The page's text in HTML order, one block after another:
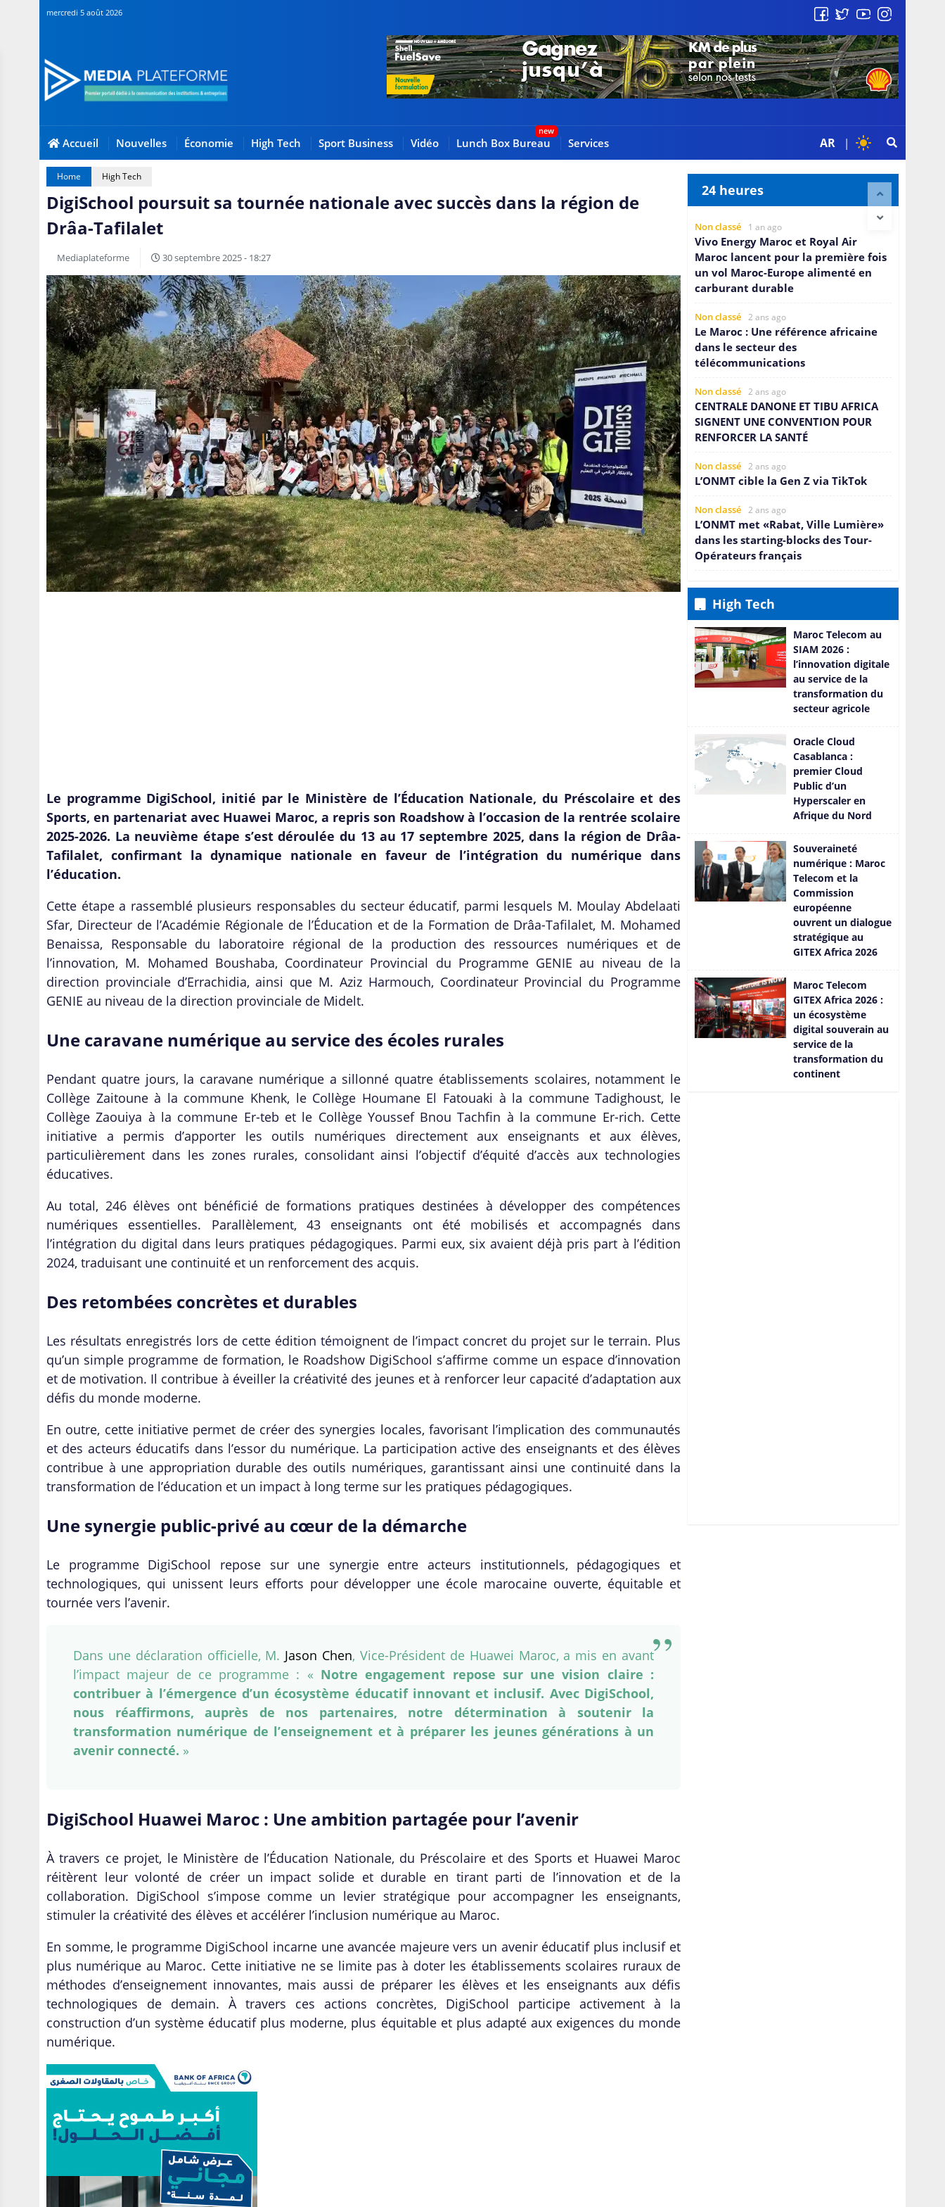
mercredi 5 août 2026
Accueil Nouvelles Économie High Tech Sport Business Vidéo Lunch Box Bureau Services AR |
Home High Tech
DigiSchool poursuit sa tournée nationale avec succès dans la région de
Drâa-Tafilalet
Mediaplateforme 30 septembre 2025 - 18:27
Le programme DigiSchool, initié par le Ministère de l’Éducation Nationale, du Préscolaire et des
Sports, en partenariat avec Huawei Maroc, a repris son Roadshow à l’occasion de la rentrée scolaire
2025-2026. La neuvième étape s’est déroulée du 13 au 17 septembre 2025, dans la région de Drâa-
Tafilalet, confirmant la dynamique nationale en faveur de l’intégration du numérique dans
l’éducation.
Cette étape a rassemblé plusieurs responsables du secteur éducatif, parmi lesquels M. Moulay Abdelaati
Sfar, Directeur de l’Académie Régionale de l’Éducation et de la Formation de Drâa-Tafilalet, M. Mohamed
Benaissa, Responsable du laboratoire régional de la production des ressources numériques et de
l’innovation, M. Mohamed Boushaba, Coordinateur Provincial du Programme GENIE au niveau de la
direction provinciale d’Errachidia, ainsi que M. Aziz Harmouch, Coordinateur Provincial du Programme
GENIE au niveau de la direction provinciale de Midelt.
Une caravane numérique au service des écoles rurales
Pendant quatre jours, la caravane numérique a sillonné quatre établissements scolaires, notamment le
Collège Zaitoune à la commune Khenk, le Collège Houmane El Fatouaki à la commune Tadighoust, le
Collège Zaouiya à la commune Er-teb et le Collège Youssef Bnou Tachfin à la commune Er-rich. Cette
initiative a permis d’apporter les outils numériques directement aux enseignants et aux élèves,
particulièrement dans les zones rurales, consolidant ainsi l’objectif d’équité d’accès aux technologies
éducatives.
Au total, 246 élèves ont bénéficié de formations pratiques destinées à développer des compétences
numériques essentielles. Parallèlement, 43 enseignants ont été mobilisés et accompagnés dans
l’intégration du digital dans leurs pratiques pédagogiques. Parmi eux, six avaient déjà pris part à l’édition
2024, traduisant une continuité et un renforcement des acquis.
Des retombées concrètes et durables
Les résultats enregistrés lors de cette édition témoignent de l’impact concret du projet sur le terrain. Plus
qu’un simple programme de formation, le Roadshow DigiSchool s’affirme comme un espace d’innovation
et de motivation. Il contribue à éveiller la créativité des jeunes et à renforcer leur capacité d’adaptation aux
défis du monde moderne.
En outre, cette initiative permet de créer des synergies locales, favorisant l’implication des communautés
et des acteurs éducatifs dans l’essor du numérique. La participation active des enseignants et des élèves
contribue à une appropriation durable des outils numériques, garantissant ainsi une continuité dans la
transformation de l’éducation et un impact à long terme sur les pratiques pédagogiques.
Une synergie public-privé au cœur de la démarche
Le programme DigiSchool repose sur une synergie entre acteurs institutionnels, pédagogiques et
technologiques, qui unissent leurs efforts pour développer une école marocaine ouverte, équitable et
tournée vers l’avenir.
Dans une déclaration officielle, M. Jason Chen, Vice-Président de Huawei Maroc, a mis en avant
l’impact majeur de ce programme : « Notre engagement repose sur une vision claire :
contribuer à l’émergence d’un écosystème éducatif innovant et inclusif. Avec DigiSchool,
nous réaffirmons, auprès de nos partenaires, notre détermination à soutenir la
transformation numérique de l’enseignement et à préparer les jeunes générations à un
avenir connecté. »
DigiSchool Huawei Maroc : Une ambition partagée pour l’avenir
À travers ce projet, le Ministère de l’Éducation Nationale, du Préscolaire et des Sports et Huawei Maroc
réitèrent leur volonté de créer un impact solide et durable en tirant parti de l’innovation et de la
collaboration. DigiSchool s’impose comme un levier stratégique pour accompagner les enseignants,
stimuler la créativité des élèves et accélérer l’inclusion numérique au Maroc.
En somme, le programme DigiSchool incarne une avancée majeure vers un avenir éducatif plus inclusif et
plus numérique au Maroc. Cette initiative ne se limite pas à doter les établissements scolaires ruraux de
méthodes d’enseignement innovantes, mais aussi de préparer les élèves et les enseignants aux défis
technologiques de demain. À travers ces actions concrètes, DigiSchool participe activement à la
construction d’un système éducatif plus moderne, plus équitable et plus adapté aux exigences du monde
numérique.
24 heures
Non classé 1 an ago
Vivo Energy Maroc et Royal Air
Maroc lancent pour la première fois
un vol Maroc-Europe alimenté en
carburant durable
Non classé 2 ans ago
Le Maroc : Une référence africaine
dans le secteur des
télécommunications
Non classé 2 ans ago
CENTRALE DANONE ET TIBU AFRICA
SIGNENT UNE CONVENTION POUR
RENFORCER LA SANTÉ
Non classé 2 ans ago
L’ONMT cible la Gen Z via TikTok
Non classé 2 ans ago
L’ONMT met «Rabat, Ville Lumière»
dans les starting-blocks des Tour-
Opérateurs français
Nouvelle exclusive dans la mode
durable: la Collection Insignia de
QNET et Bernhard H. Mayer lance la
tendance pour 2024!
High Tech
Maroc Telecom au
SIAM 2026 :
l’innovation digitale
au service de la
transformation du
secteur agricole
Oracle Cloud
Casablanca :
premier Cloud
Public d’un
Hyperscaler en
Afrique du Nord
Souveraineté
numérique : Maroc
Telecom et la
Commission
européenne
ouvrent un dialogue
stratégique au
GITEX Africa 2026
Maroc Telecom
GITEX Africa 2026 :
un écosystème
digital souverain au
service de la
transformation du
continent